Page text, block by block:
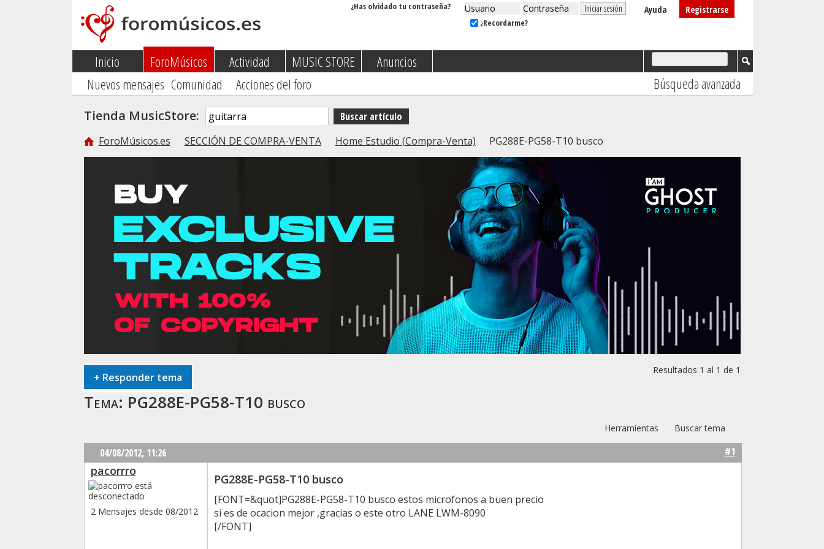
Registrarse
Ayuda
¿Recordarme?
¿Has olvidado tu contraseña?
Inicio
ForoMúsicos
Nuevos mensajes Comunidad Acciones del foro
Actividad MUSIC STORE
Anuncios
Búsqueda avanzada
Tienda MusicStore:
ForoMúsicos.es SECCIÓN DE COMPRA-VENTA Home Estudio (Compra-Venta) PG288E-PG58-T10 busco
+ Responder tema
Resultados 1 al 1 de 1
Tema: PG288E-PG58-T10 busco
Herramientas Buscar tema
04/08/2012, 11:26 #1
pacorrro
2 Mensajes desde 08/2012
PG288E-PG58-T10 busco
[FONT=&quot]PG288E-PG58-T10 busco estos microfonos a buen precio
si es de ocacion mejor ,gracias o este otro LANE LWM-8090
[/FONT]